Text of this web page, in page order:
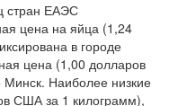
стран ЕАЭС
цена на яйца (1,24
в городе
цена (1,00 долларов
Наиболее низкие
США за 1 килограмм),